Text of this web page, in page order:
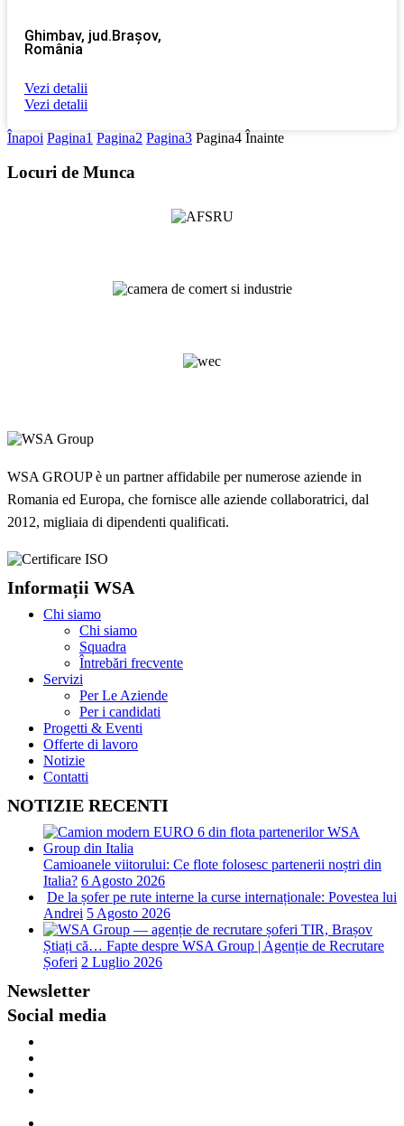
Ghimbav, jud.Brașov,
România
Vezi detalii
Vezi detalii
Înapoi Pagina1 Pagina2 Pagina3 Pagina4 Înainte
Locuri de Munca
WSA GROUP è un partner affidabile per numerose aziende in
Romania ed Europa, che fornisce alle aziende collaboratrici, dal
2012, migliaia di dipendenti qualificati.
Informații WSA
Chi siamo
Chi siamo
Squadra
Întrebări frecvente
Servizi
Per Le Aziende
Per i candidati
Progetti & Eventi
Offerte di lavoro
Notizie
Contatti
NOTIZIE RECENTI
Camioanele viitorului: Ce flote folosesc partenerii noștri din
Italia? 6 Agosto 2026
De la șofer pe rute interne la curse internaționale: Povestea lui
Andrei 5 Agosto 2026
Știați că… Fapte despre WSA Group | Agenție de Recrutare
Șoferi 2 Luglio 2026
Newsletter
Social media